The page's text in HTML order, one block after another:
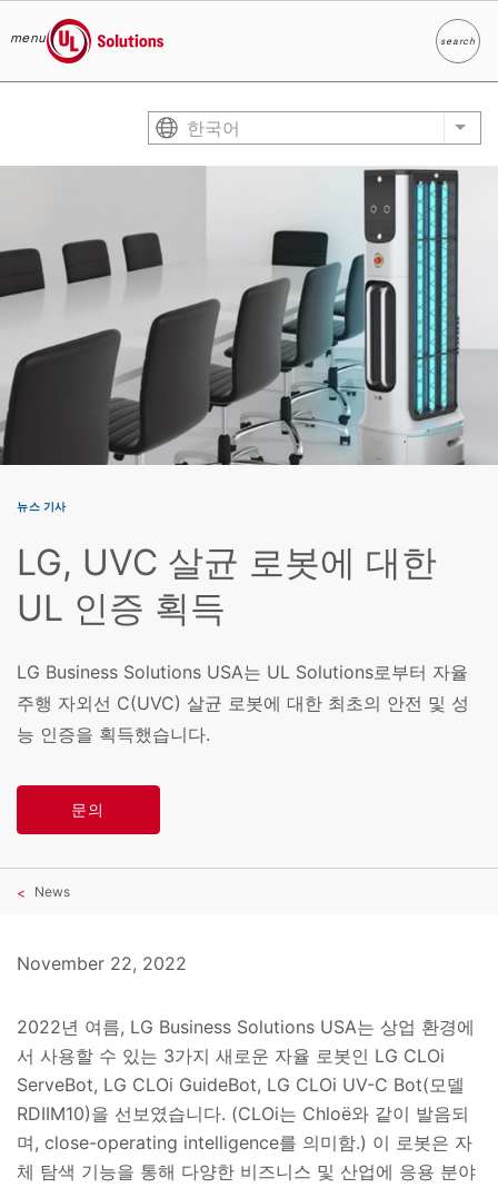
menu
UL Solutions
search
찾다
한국어 List
뉴스 기사
LG, UVC 살균 로봇에 대한
UL 인증 획득
LG Business Solutions USA는 UL Solutions로부터 자율
주행 자외선 C(UVC) 살균 로봇에 대한 최초의 안전 및 성
능 인증을 획득했습니다.
문의
News
November 22, 2022
2022년 여름, LG Business Solutions USA는 상업 환경에
서 사용할 수 있는 3가지 새로운 자율 로봇인 LG CLOi
ServeBot, LG CLOi GuideBot, LG CLOi UV-C Bot(모델
RDIIM10)을 선보였습니다. (CLOi는 Chloë와 같이 발음되
며, close-operating intelligence를 의미함.) 이 로봇은 자
체 탐색 기능을 통해 다양한 비즈니스 및 산업에 응용 분야